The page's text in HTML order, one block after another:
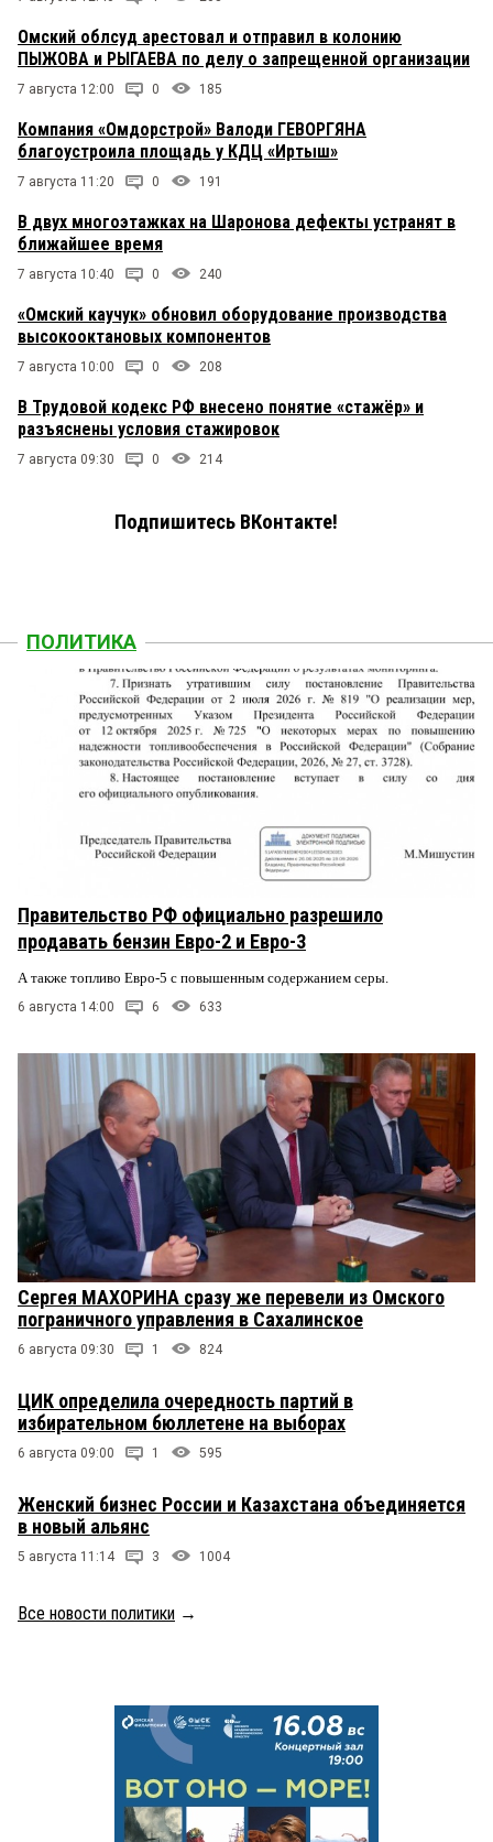
Омский облсуд арестовал и отправил в колонию
ПЫЖОВА и РЫГАЕВА по делу о запрещенной организации
7 августа 12:00 0 185
Компания «Омдорстрой» Валоди ГЕВОРГЯНА
благоустроила площадь у КДЦ «Иртыш»
7 августа 11:20 0 191
В двух многоэтажках на Шаронова дефекты устранят в
ближайшее время
7 августа 10:40 0 240
«Омский каучук» обновил оборудование производства
высокооктановых компонентов
7 августа 10:00 0 208
В Трудовой кодекс РФ внесено понятие «стажёр» и
разъяснены условия стажировок
7 августа 09:30 0 214
Подпишитесь ВКонтакте!
ПОЛИТИКА
Правительство РФ официально разрешило
продавать бензин Евро-2 и Евро-3
А также топливо Евро-5 с повышенным содержанием серы.
6 августа 14:00 6 633
Сергея МАХОРИНА сразу же перевели из Омского
пограничного управления в Сахалинское
6 августа 09:30 1 824
ЦИК определила очередность партий в
избирательном бюллетене на выборах
6 августа 09:00 1 595
Женский бизнес России и Казахстана объединяется
в новый альянс
5 августа 11:14 3 1004
Все новости политики →